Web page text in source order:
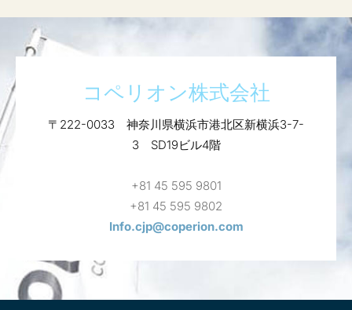
コペリオン株式会社
〒222-0033 神奈川県横浜市港北区新横浜3-7-
3 SD19ビル4階
+81 45 595 9801
+81 45 595 9802
Info.cjp@coperion.com